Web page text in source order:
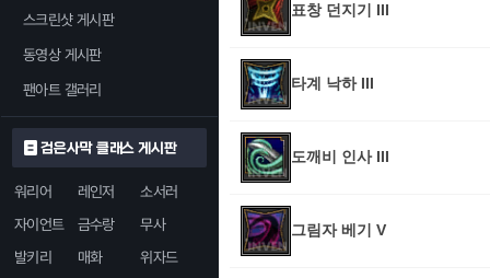
스크린샷 게시판
동영상 게시판
팬아트 갤러리
검은사막 클래스 게시판
워리어 레인저
소서러
자이언트
금수랑
무사
발키리
매화
위자드
표창 던지기 III
타계 낙하 III
도깨비 인사 III
그림자 베기 V